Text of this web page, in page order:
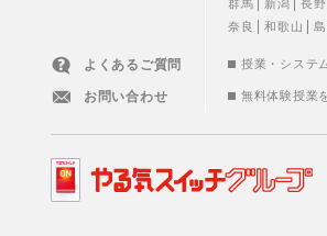
群馬
新潟 長野
奈良
和歌山
よくあるご質問 授業・システ
お問い合わせ 無料体験授業